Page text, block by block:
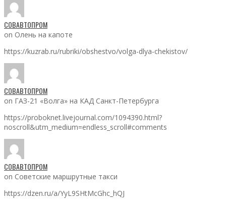
СОВАВТОПРОМ
on Олень на капоте
https://kuzrab.ru/rubriki/obshestvo/volga-dlya-chekistov/
СОВАВТОПРОМ
on ГАЗ-21 «Волга» на КАД Санкт-Петербурга
https://proboknet.livejournal.com/1094390.html?
noscroll&utm_medium=endless_scroll#comments
СОВАВТОПРОМ
on Советские маршрутные такси
https://dzen.ru/a/YyL9SHtMcGhc_hQJ